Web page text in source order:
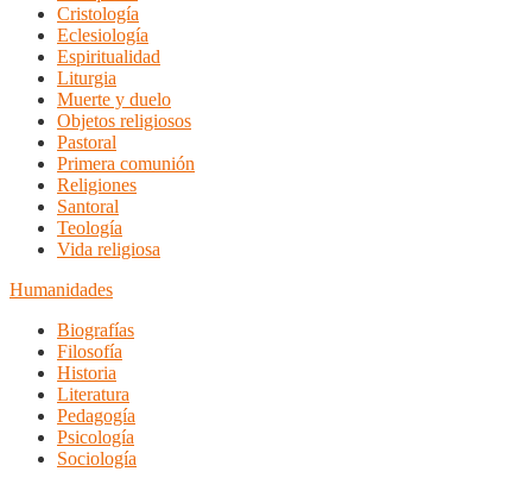
Cristología
Eclesiología
Espiritualidad
Liturgia
Muerte y duelo
Objetos religiosos
Pastoral
Primera comunión
Religiones
Santoral
Teología
Vida religiosa
Humanidades
Biografías
Filosofía
Historia
Literatura
Pedagogía
Psicología
Sociología